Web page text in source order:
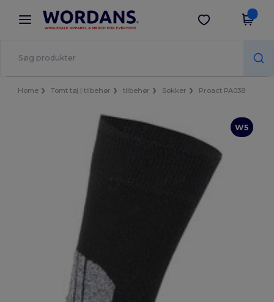
× Wordans-app
Bedre priser i appen!
Hent app
Home Tomt tøj | tilbehør tilbehør Sokker Proact PA038
W5